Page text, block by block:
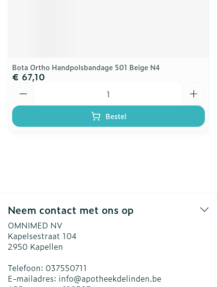
Bota Ortho Handpolsbandage 501 Beige N4
€ 67,10
Bestel
Neem contact met ons op
OMNIMED NV
Kapelsestraat 104
2950 Kapellen
Telefoon: 037550711
E-mailadres: info@apotheekdelinden.be